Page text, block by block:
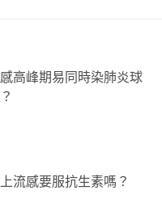
高峰期易同時染肺炎球
流感要服抗生素嗎？